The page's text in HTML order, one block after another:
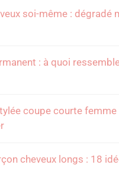
soi-même : dégradé
: à quoi
coupe courte
cheveux longs : 18